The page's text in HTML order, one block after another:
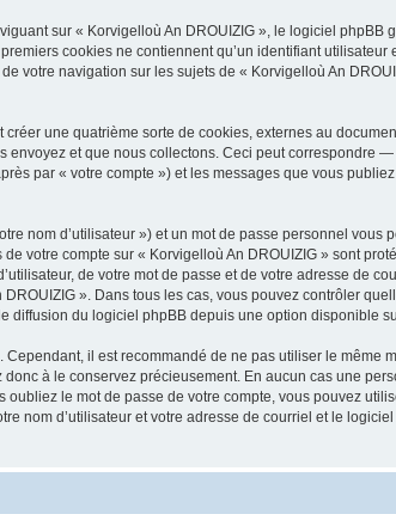
sur « Korvigelloù An DROUIZIG », le logiciel
cookies ne contiennent qu’un identifiant
votre navigation sur les sujets de « Korvigelloù An
une quatrième sorte de cookies, externes au
et que nous collectons. Ceci peut correspondre
par « votre compte ») et les messages que vous
nom d’utilisateur ») et un mot de passe personnel vous
votre compte sur « Korvigelloù An DROUIZIG » sont
de votre mot de passe et de votre adresse de
». Dans tous les cas, vous pouvez contrôler
du logiciel phpBB depuis une option disponible
il est recommandé de ne pas utiliser le même
à le conservez précieusement. En aucun cas une
le mot de passe de votre compte, vous pouvez
nom d’utilisateur et votre adresse de courriel et le